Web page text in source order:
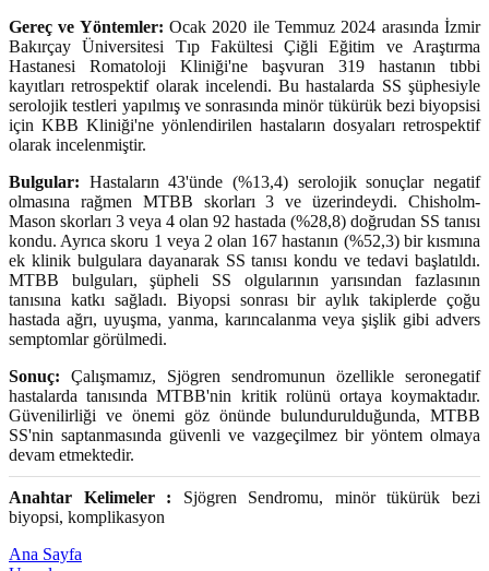
Gereç ve Yöntemler: Ocak 2020 ile Temmuz 2024 arasında İzmir
Bakırçay Üniversitesi Tıp Fakültesi Çiğli Eğitim ve Araştırma
Hastanesi Romatoloji Kliniği'ne başvuran 319 hastanın tıbbi
kayıtları retrospektif olarak incelendi. Bu hastalarda SS şüphesiyle
serolojik testleri yapılmış ve sonrasında minör tükürük bezi biyopsisi
için KBB Kliniği'ne yönlendirilen hastaların dosyaları retrospektif
olarak incelenmiştir.
Bulgular: Hastaların 43'ünde (%13,4) serolojik sonuçlar negatif
olmasına rağmen MTBB skorları 3 ve üzerindeydi. Chisholm-
Mason skorları 3 veya 4 olan 92 hastada (%28,8) doğrudan SS tanısı
kondu. Ayrıca skoru 1 veya 2 olan 167 hastanın (%52,3) bir kısmına
ek klinik bulgulara dayanarak SS tanısı kondu ve tedavi başlatıldı.
MTBB bulguları, şüpheli SS olgularının yarısından fazlasının
tanısına katkı sağladı. Biyopsi sonrası bir aylık takiplerde çoğu
hastada ağrı, uyuşma, yanma, karıncalanma veya şişlik gibi advers
semptomlar görülmedi.
Sonuç: Çalışmamız, Sjögren sendromunun özellikle seronegatif
hastalarda tanısında MTBB'nin kritik rolünü ortaya koymaktadır.
Güvenilirliği ve önemi göz önünde bulundurulduğunda, MTBB
SS'nin saptanmasında güvenli ve vazgeçilmez bir yöntem olmaya
devam etmektedir.
Anahtar Kelimeler : Sjögren Sendromu, minör tükürük bezi
biyopsi, komplikasyon
Ana Sayfa